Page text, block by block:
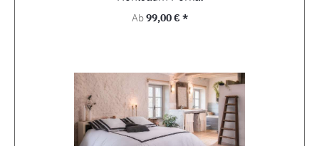
Regulärer Preis:
Ab99,00 € *